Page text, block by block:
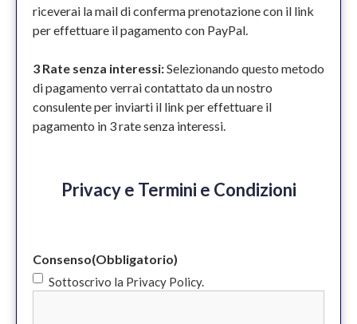
riceverai la mail di conferma prenotazione con il link
per effettuare il pagamento con PayPal.
3 Rate senza interessi:Selezionando questo metodo
di pagamento verrai contattato da un nostro
consulente per inviarti il link per effettuare il
pagamento in 3 rate senza interessi.
Privacy e Termini e Condizioni
Consenso(Obbligatorio)
Sottoscrivo la Privacy Policy.